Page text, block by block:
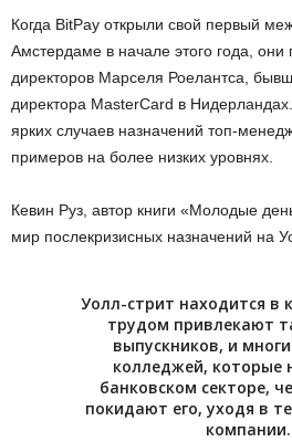
Когда BitPay открыли свой первый
Амстердаме в начале этого года, они
директоров Марселя Роелантса,
директора MasterCard в
ярких случаев назначений топ-
примеров на более низких уровнях.
Кевин Руз, автор книги «Молодые
мир послекризисных назначений на
Уолл-стрит находится в
трудом привлекают
выпускников, и
колледжей, которые
банковском секторе,
покидают его, уходя в
компании.